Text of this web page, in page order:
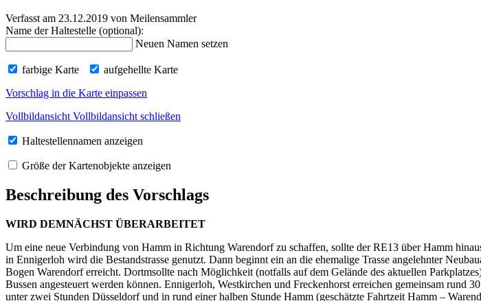
Verfasst am 23.12.2019 von Meilensammler
Name der Haltestelle (optional):
Neuen Namen setzen
farbige Karte
aufgehellte Karte
Vorschlag in die Karte einpassen
Vollbildansicht Vollbildansicht schließen
Haltestellennamen anzeigen
Größe der Kartenobjekte anzeigen
Beschreibung des Vorschlags
WIRD DEMNÄCHST ÜBERARBEITET
Um eine neue Verbindung von Hamm in Richtung Warendorf zu schaffen, sollte der RE13 über Hamm
in Ennigerloh wird die Bestandstrasse genutzt. Dann beginnt ein an die ehemalige Trasse angelehnter
Bogen Warendorf erreicht. Dortmsollte nach Möglichkeit (notfalls auf dem Gelände des aktuellen
Bussen angesteuert werden können. Ennigerloh, Westkirchen und Freckenhorst erreichen gemeinsam
unter zwei Stunden Düsseldorf und in rund einer halben Stunde Hamm (geschätzte Fahrtzeit Hamm –